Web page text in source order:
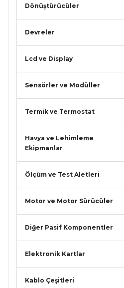
Dönüştürücüler
Devreler
Lcd ve Display
Sensörler ve Modüller
Termik ve Termostat
Havya ve Lehimleme
Ekipmanlar
Ölçüm ve Test Aletleri
Motor ve Motor Sürücüler
Diğer Pasif Komponentler
Elektronik Kartlar
Kablo Çeşitleri